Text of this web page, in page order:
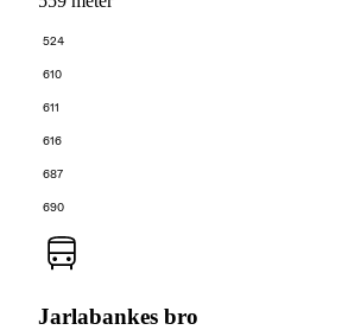
524
610
611
616
687
690
Jarlabankes bro